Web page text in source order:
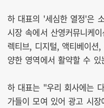
하 대표의 '세심한 열정'은
시장 속에서 산영커뮤니케
렉티브, 디지털, 액티베이션
양한 영역에서 활약할 수
하 대표는 "우리 회사에는
가들이 모여 있어 광고 시